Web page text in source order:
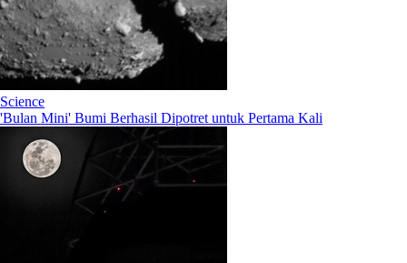
Science
'Bulan Mini' Bumi Berhasil Dipotret untuk Pertama Kali